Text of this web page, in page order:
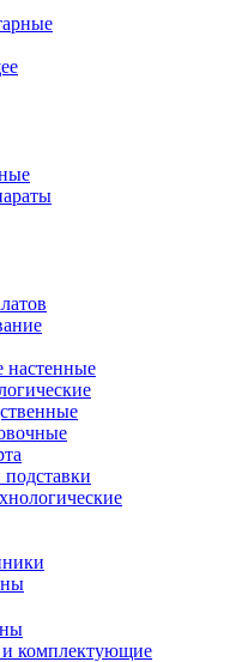
настенные
и комплектующие